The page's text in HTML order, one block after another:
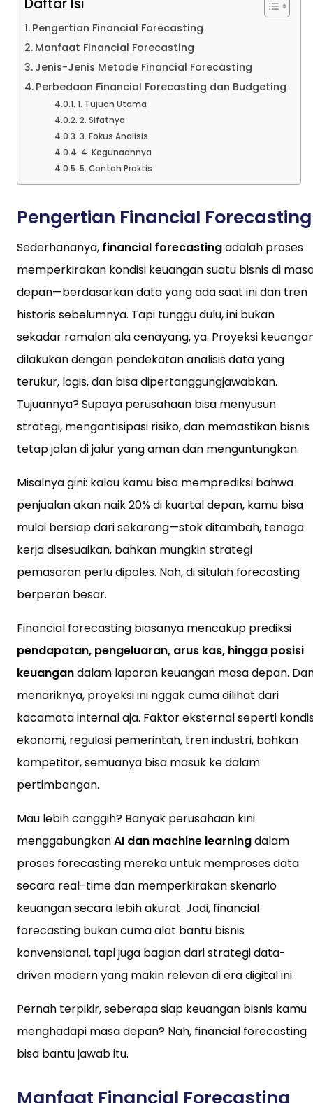
Daftar Isi
Pengertian Financial Forecasting
Manfaat Financial Forecasting
Jenis-Jenis Metode Financial Forecasting
Perbedaan Financial Forecasting dan Budgeting
1. Tujuan Utama
2. Sifatnya
3. Fokus Analisis
4. Kegunaannya
5. Contoh Praktis
Pengertian Financial Forecasting
Sederhananya, financial forecastingadalah proses
memperkirakan kondisi keuangan suatu bisnis di
depan—berdasarkan data yang ada saat ini dan tren
historis sebelumnya. Tapi tunggu dulu, ini bukan
sekadar ramalan ala cenayang, ya. Proyeksi
dilakukan dengan pendekatan analisis data yang
terukur, logis, dan bisa dipertanggungjawabkan.
Tujuannya? Supaya perusahaan bisa menyusun
strategi, mengantisipasi risiko, dan memastikan bisnis
tetap jalan di jalur yang aman dan menguntungkan.
Misalnya gini: kalau kamu bisa memprediksi bahwa
penjualan akan naik 20% di kuartal depan, kamu bisa
mulai bersiap dari sekarang—stok ditambah, tenaga
kerja disesuaikan, bahkan mungkin strategi
pemasaran perlu dipoles. Nah, di situlah forecasting
berperan besar.
Financial forecasting biasanya mencakup prediksi
pendapatan, pengeluaran, arus kas, hingga posisi
keuangandalam laporan keuangan masa depan.
menariknya, proyeksi ini nggak cuma dilihat dari
kacamata internal aja. Faktor eksternal seperti
ekonomi, regulasi pemerintah, tren industri, bahkan
kompetitor, semuanya bisa masuk ke dalam
pertimbangan.
Mau lebih canggih? Banyak perusahaan kini
menggabungkanAI dan machine learningdalam
proses forecasting mereka untuk memproses data
secara real-time dan memperkirakan skenario
keuangan secara lebih akurat. Jadi, financial
forecasting bukan cuma alat bantu bisnis
konvensional, tapi juga bagian dari strategi data-
driven modern yang makin relevan di era digital ini.
Pernah terpikir, seberapa siap keuangan bisnis kamu
menghadapi masa depan? Nah, financial forecasting
bisa bantu jawab itu.
Manfaat Financial Forecasting